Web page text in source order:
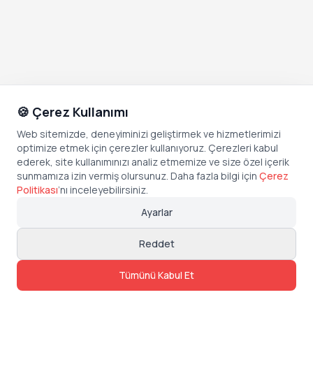
🍪 Çerez Kullanımı
Web sitemizde, deneyiminizi geliştirmek ve hizmetlerimizi
optimize etmek için çerezler kullanıyoruz. Çerezleri kabul
ederek, site kullanımınızı analiz etmemize ve size özel içerik
sunmamıza izin vermiş olursunuz. Daha fazla bilgi için Çerez
Politikası’nı inceleyebilirsiniz.
Ayarlar
Reddet
Tümünü Kabul Et